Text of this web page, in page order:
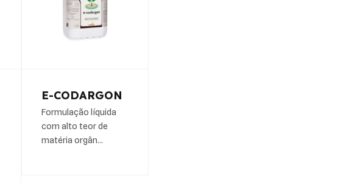
E-CODARGON
Formulação líquida
com alto teor de
matéria orgân…